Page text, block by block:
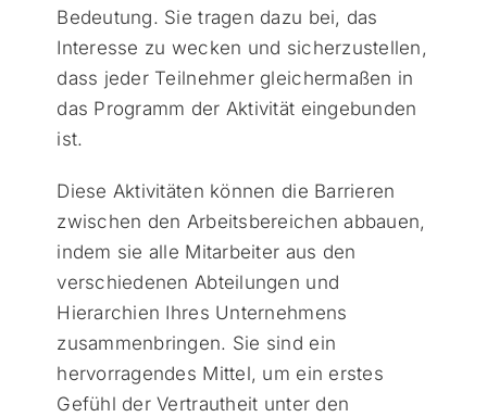
Bedeutung. Sie tragen dazu bei, das
Interesse zu wecken und sicherzustellen,
dass jeder Teilnehmer gleichermaßen in
das Programm der Aktivität eingebunden
ist.
Diese Aktivitäten können die Barrieren
zwischen den Arbeitsbereichen abbauen,
indem sie alle Mitarbeiter aus den
verschiedenen Abteilungen und
Hierarchien Ihres Unternehmens
zusammenbringen. Sie sind ein
hervorragendes Mittel, um ein erstes
Gefühl der Vertrautheit unter den